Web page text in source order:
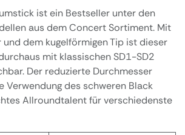
ist ein Bestseller unter den
aus dem Concert Sortiment. Mit
und dem kugelförmigen Tip ist dieser
mit klassischen SD1-SD2
Der reduzierte Durchmesser
Verwendung des schweren Black
Allroundtalent für verschiedenste